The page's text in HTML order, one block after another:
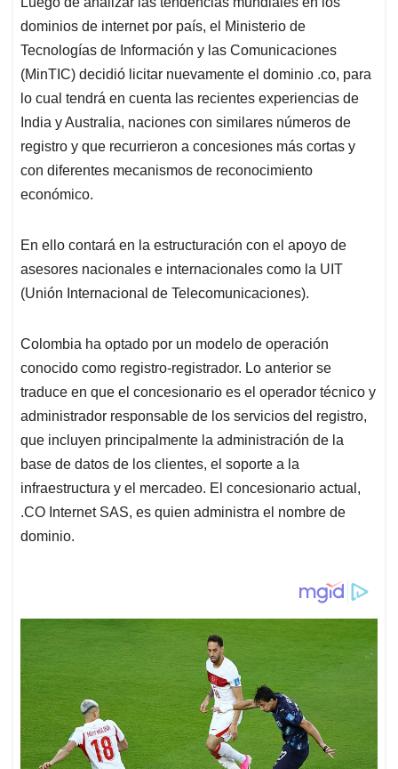
s
A
p
p
b
o
o
k
e
d
I
n
l
a
d
s
dominios de internet por país, el Ministerio de
Tecnologías de Información y las Comunicaciones
(MinTIC) decidió licitar nuevamente el dominio .co, para
lo cual tendrá en cuenta las recientes experiencias de
India y Australia, naciones con similares números de
registro y que recurrieron a concesiones más cortas y
con diferentes mecanismos de reconocimiento
económico.
En ello contará en la estructuración con el apoyo de
asesores nacionales e internacionales como la UIT
(Unión Internacional de Telecomunicaciones).
Colombia ha optado por un modelo de operación
conocido como registro-registrador. Lo anterior se
traduce en que el concesionario es el operador técnico y
administrador responsable de los servicios del registro,
que incluyen principalmente la administración de la
base de datos de los clientes, el soporte a la
infraestructura y el mercadeo. El concesionario actual,
.CO Internet SAS, es quien administra el nombre de
dominio.